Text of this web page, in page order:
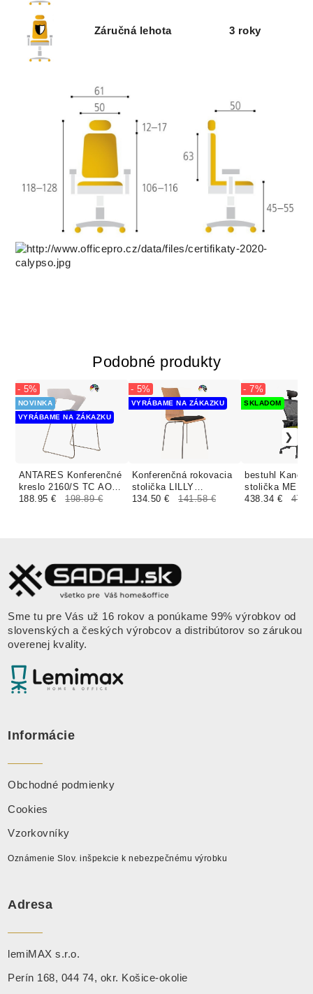
Záručná lehota 3 roky
Podobné produkty
ANTARES Konferenčné
kreslo 2160/S TC AOKI
čalúnenie BONDAI
NOVINKA
VYRÁBAME NA ZÁKAZKU
- 5%
188.95 € 198.89 €
Konferenčná rokovacia
stolička LILLY
čalúnenie BONDAI,
VYRÁBAME NA ZÁKAZKU
- 5%
134.50 € 141.58 €
bestuhl
stolička
zelená
SKLADOM
- 7%
438.34 €
Sme tu pre Vás už 16 rokov a ponúkame 99% výrobkov od
slovenských a českých výrobcov a distribútorov so zárukou
overenej kvality.
Informácie
Obchodné podmienky
Cookies
Vzorkovníky
Oznámenie Slov. inšpekcie k nebezpečnému výrobku
Adresa
lemiMAX s.r.o.
Perín 168, 044 74, okr. Košice-okolie